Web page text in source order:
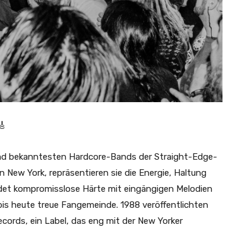
bekanntesten Hardcore-Bands der Straight-Edge-
New York, repräsentieren sie die Energie, Haltung
kompromisslose Härte mit eingängigen Melodien
heute treue Fangemeinde. 1988 veröffentlichten
ein Label, das eng mit der New Yorker